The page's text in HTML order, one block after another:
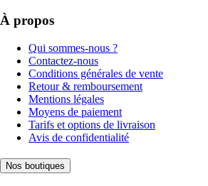
À propos
Qui sommes-nous ?
Contactez-nous
Conditions générales de vente
Retour & remboursement
Mentions légales
Moyens de paiement
Tarifs et options de livraison
Avis de confidentialité
Nos boutiques